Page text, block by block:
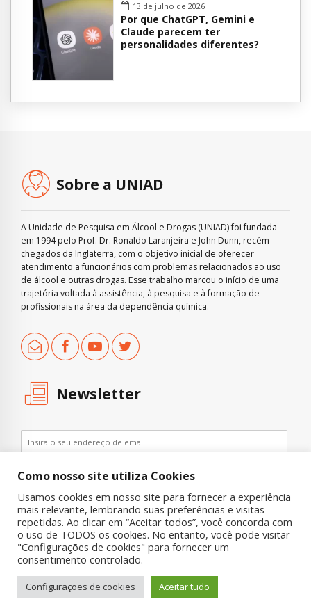
13 de julho de 2026
Por que ChatGPT, Gemini e
Claude parecem ter
personalidades diferentes?
Sobre a UNIAD
A Unidade de Pesquisa em Álcool e Drogas (UNIAD) foi fundada
em 1994 pelo Prof. Dr. Ronaldo Laranjeira e John Dunn, recém-
chegados da Inglaterra, com o objetivo inicial de oferecer
atendimento a funcionários com problemas relacionados ao uso
de álcool e outras drogas. Esse trabalho marcou o início de uma
trajetória voltada à assistência, à pesquisa e à formação de
profissionais na área da dependência química.
Newsletter
Copyright © 2019 UNIAD – Unidade de Pesquisa em Álcool e Drogas
Quem Somos Nossa História
Onde Procurar Ajuda?
Contato
Como nosso site utiliza Cookies
Usamos cookies em nosso site para fornecer a experiência
mais relevante, lembrando suas preferências e visitas
repetidas. Ao clicar em “Aceitar todos”, você concorda com
o uso de TODOS os cookies. No entanto, você pode visitar
"Configurações de cookies" para fornecer um
consentimento controlado.
Configurações de cookies Aceitar tudo